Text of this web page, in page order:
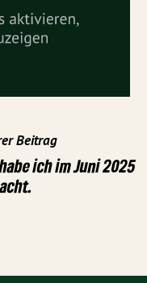
Beitrag
ich im Juni 2025